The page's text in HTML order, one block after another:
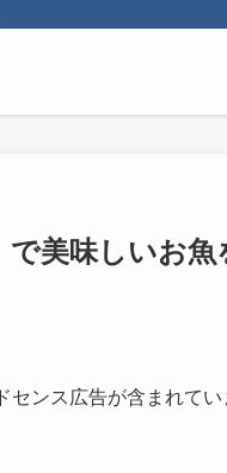
で美味しいお
ンス広告が含まれてい